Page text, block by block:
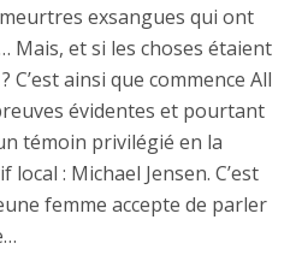
exsangues qui ont
Mais, et si les choses étaient
C’est ainsi que commence All
évidentes et pourtant
témoin privilégié en la
: Michael Jensen. C’est
femme accepte de parler